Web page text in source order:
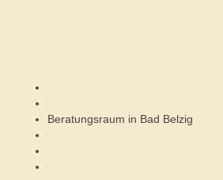
Beratungsraum in Bad Belzig